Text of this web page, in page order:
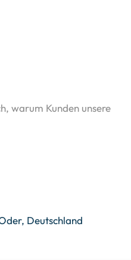
warum Kunden unsere
Deutschland